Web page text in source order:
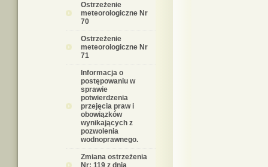
Ostrzeżenie
meteorologiczne Nr
70
Ostrzeżenie
meteorologiczne Nr
71
Informacja o
postępowaniu w
sprawie
potwierdzenia
przejęcia praw i
obowiązków
wynikających z
pozwolenia
wodnoprawnego.
Zmiana ostrzeżenia
Nr: 119 z dnia